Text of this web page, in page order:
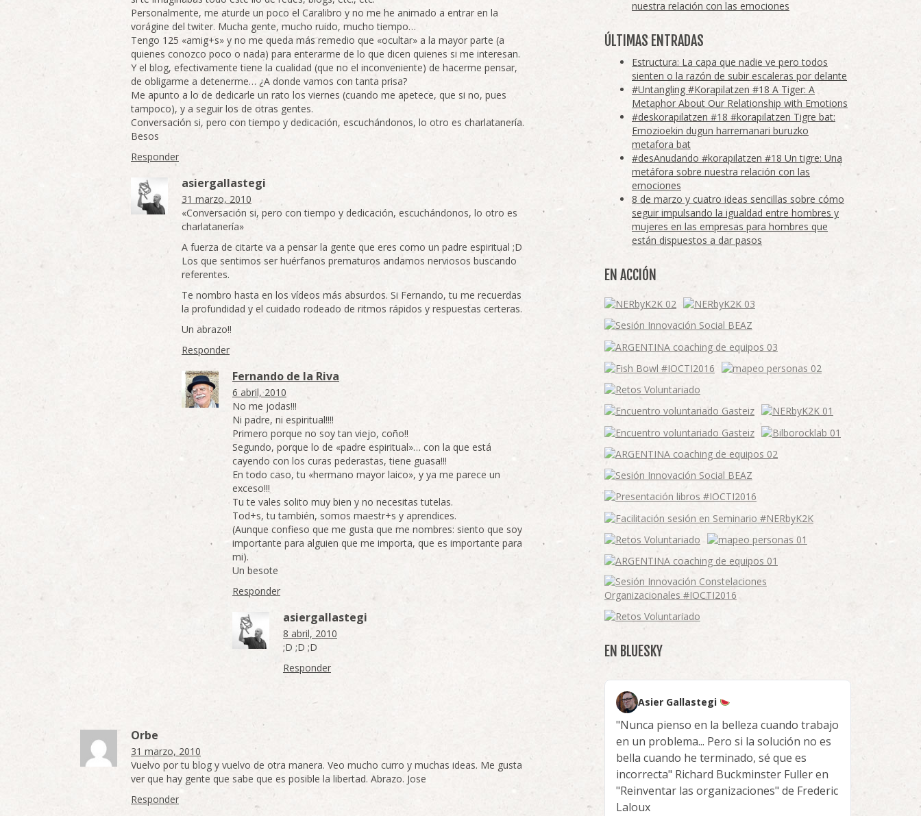
Personalmente, me aturde un poco el Caralibro y no me he animado a entrar en la
vorágine del twiter. Mucha gente, mucho ruido, mucho tiempo…
Tengo 125 «amig+s» y no me queda más remedio que «ocultar» a la mayor parte (a
quienes conozco poco o nada) para enterarme de lo que dicen quienes si me interesan.
Y el blog, efectivamente tiene la cualidad (que no el inconveniente) de hacerme pensar,
de obligarme a detenerme… ¿A donde vamos con tanta prisa?
Me apunto a lo de dedicarle un rato los viernes (cuando me apetece, que si no, pues
tampoco), y a seguir los de otras gentes.
Conversación si, pero con tiempo y dedicación, escuchándonos, lo otro es charlatanería.
Besos
Responder
asiergallastegi
31 marzo, 2010
«Conversación si, pero con tiempo y dedicación, escuchándonos, lo otro es
charlatanería»
A fuerza de citarte va a pensar la gente que eres como un padre espiritual ;D
Los que sentimos ser huérfanos prematuros andamos nerviosos buscando
referentes.
Te nombro hasta en los vídeos más absurdos. Si Fernando, tu me recuerdas
la profundidad y el cuidado rodeado de ritmos rápidos y respuestas certeras.
Un abrazo!!
Responder
Fernando de la Riva
6 abril, 2010
No me jodas!!!
Ni padre, ni espiritual!!!!
Primero porque no soy tan viejo, coño!!
Segundo, porque lo de «padre espiritual»… con la que está
cayendo con los curas pederastas, tiene guasa!!!
En todo caso, tu «hermano mayor laico», y ya me parece un
exceso!!!
Tu te vales solito muy bien y no necesitas tutelas.
Tod+s, tu también, somos maestr+s y aprendices.
(Aunque confieso que me gusta que me nombres: siento que soy
importante para alguien que me importa, que es importante para
mi).
Un besote
Responder
asiergallastegi
8 abril, 2010
;D ;D ;D
Responder
Orbe
31 marzo, 2010
Vuelvo por tu blog y vuelvo de otra manera. Veo mucho curro y muchas ideas. Me gusta
ver que hay gente que sabe que es posible la libertad. Abrazo. Jose
Responder
nuestra relación con las emociones
ÚLTIMAS ENTRADAS
Estructura: La capa que nadie ve pero todos
sienten o la razón de subir escaleras por delante
#Untangling #Korapilatzen #18 A Tiger: A
Metaphor About Our Relationship with Emotions
#deskorapilatzen #18 #korapilatzen Tigre bat:
Emozioekin dugun harremanari buruzko
metafora bat
#desAnudando #korapilatzen #18 Un tigre: Una
metáfora sobre nuestra relación con las
emociones
8 de marzo y cuatro ideas sencillas sobre cómo
seguir impulsando la igualdad entre hombres y
mujeres en las empresas para hombres que
están dispuestos a dar pasos
EN ACCIÓN
EN BLUESKY
Asier Gallastegi
"Nunca pienso en la belleza cuando trabajo
en un problema... Pero si la solución no es
bella cuando he terminado, sé que es
incorrecta" Richard Buckminster Fuller en
"Reinventar las organizaciones" de Frederic
Laloux